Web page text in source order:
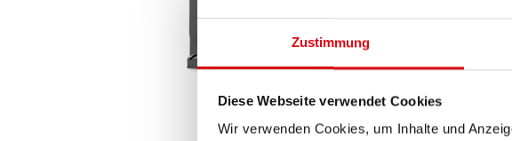
Zustimmung
Diese Webseite verwendet Cookies
Wir verwenden Cookies, um Inhalte und